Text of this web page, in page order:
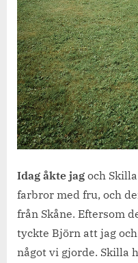
Idag åkte jag och
farbror med fru, och
från Skåne. Eftersom
tyckte Björn att jag
något vi gjorde. Skilla